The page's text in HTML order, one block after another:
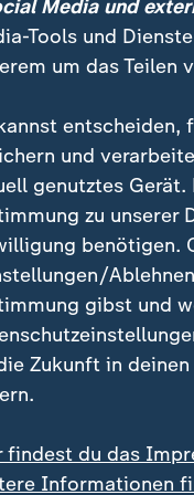
Stimmung bei
Bühne für Kritik an
planen
ernten seine
und
Super Bowl
Media und
Tools und
um das Teilen
entscheiden,
und
genutztes
zu unserer
benötigen.
gibst und
Zukunft in
findest du das
Informationen